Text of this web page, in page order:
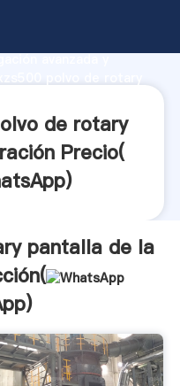
avanzada y
de rotary
Precio(
)
pantalla de la
)